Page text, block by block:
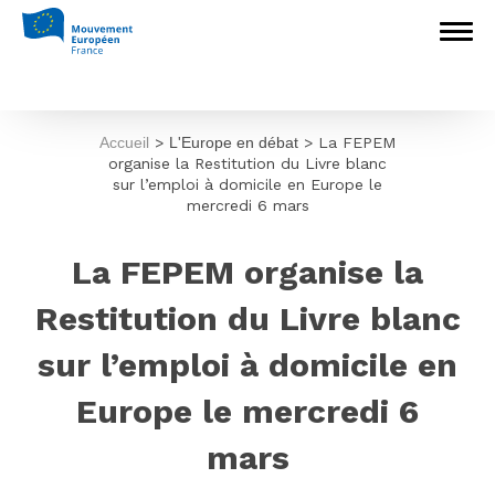
Accueil > L'Europe en débat > La FEPEM
organise la Restitution du Livre blanc
sur l’emploi à domicile en Europe le
mercredi 6 mars
La FEPEM organise la
Restitution du Livre blanc
sur l’emploi à domicile en
Europe le mercredi 6
mars